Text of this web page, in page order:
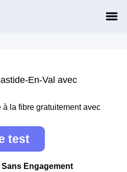
En-Val avec
la fibre gratuitement avec
test
Engagement